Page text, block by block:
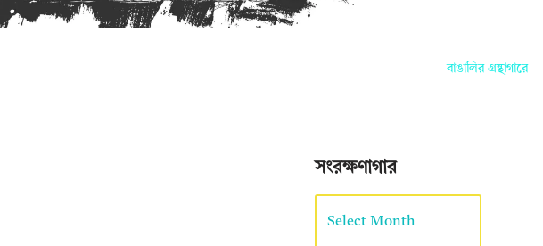
বাঙালির গ্রন্থাগারে
সংরক্ষণাগার